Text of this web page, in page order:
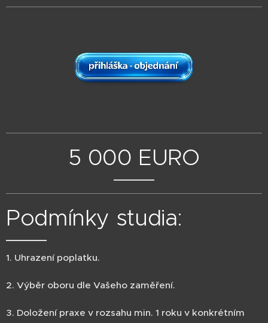
5 000 EURO
Podmínky studia:
1. Uhrazení poplatku.
2. Výběr oboru dle Vašeho zaměření.
3. Doložení praxe v rozsahu min. 1 roku v konkrétním